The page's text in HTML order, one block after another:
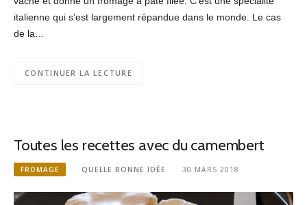
italienne qui s’est largement répandue dans le monde. Le cas
de la…
CONTINUER LA LECTURE
Toutes les recettes avec du camembert
FROMAGE QUELLE BONNE IDÉE 30 MARS 2018